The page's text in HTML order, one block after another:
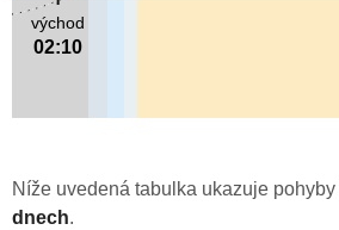
východ
02:10
Níže uvedená tabulka ukazuje pohyby
dnech.